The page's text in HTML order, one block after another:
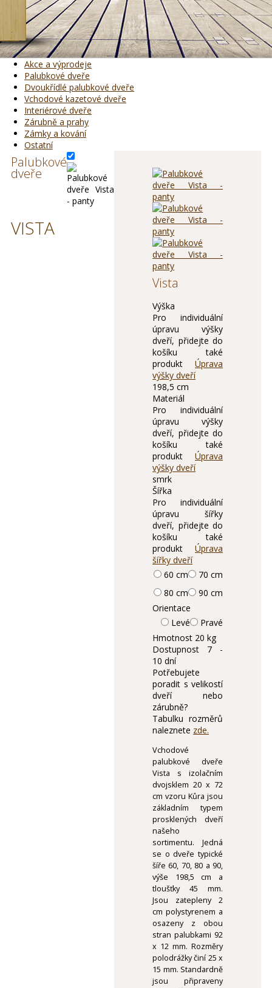
Akce a výprodeje
Palubkové dveře
Dvoukřídlé palubkové dveře
Vchodové kazetové dveře
Interiérové dveře
Zárubně a prahy
Zámky a kování
Ostatní
Palubkové
dveře
VISTA
Vista
Výška
Pro individuální
úpravu výšky
dveří, přidejte do
košíku také
produktÚprava
výšky dveří
198,5 cm
Materiál
Pro individuální
úpravu výšky
dveří, přidejte do
košíku také
produktÚprava
výšky dveří
smrk
Šířka
Pro individuální
úpravu šířky
dveří, přidejte do
košíku také
produktÚprava
šířky dveří
60 cm
70 cm
80 cm
90 cm
Orientace
Levé
Pravé
Hmotnost 20 kg
Dostupnost 7 -
10 dní
Potřebujete
poradit s velikostí
dveří nebo
zárubně?
Tabulku rozměrů
naleznete zde.
Vchodové
palubkové dveře
Vista s izolačním
dvojsklem 20 x 72
cm vzoru Kůra jsou
základním typem
prosklených dveří
našeho
sortimentu. Jedná
se o dveře typické
šíře 60, 70, 80 a 90,
výše 198,5 cm a
tloušťky 45 mm.
Jsou zatepleny 2
cm polystyrenem a
osazeny z obou
stran palubkami 92
x 12 mm. Rozměry
polodrážky činí 25 x
15 mm. Standardně
jsou připraveny